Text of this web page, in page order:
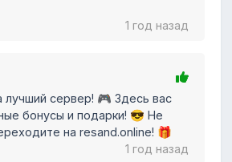
1 год назад
лучший сервер! 🎮 Здесь вас
бонусы и подарки! 😎 Не
на resand.online! 🎁
1 год назад